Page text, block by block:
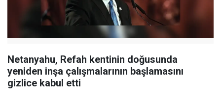
Netanyahu, Refah kentinin doğusunda
yeniden inşa çalışmalarının başlamasını
gizlice kabul etti